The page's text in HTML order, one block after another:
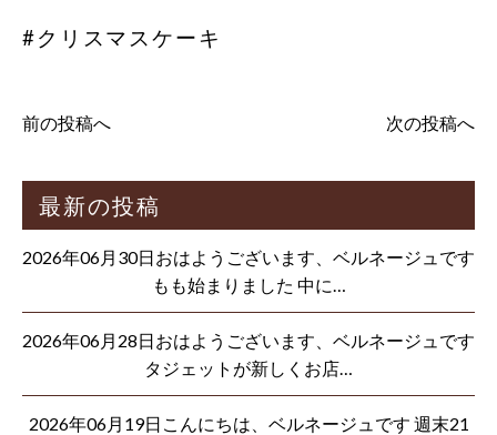
#クリスマスケーキ
前の投稿へ 次の投稿へ
最新の投稿
2026年06月30日おはようございます、ベルネージュです
もも始まりました 中に…
2026年06月28日おはようございます、ベルネージュです
タジェットが新しくお店…
2026年06月19日こんにちは、ベルネージュです 週末21